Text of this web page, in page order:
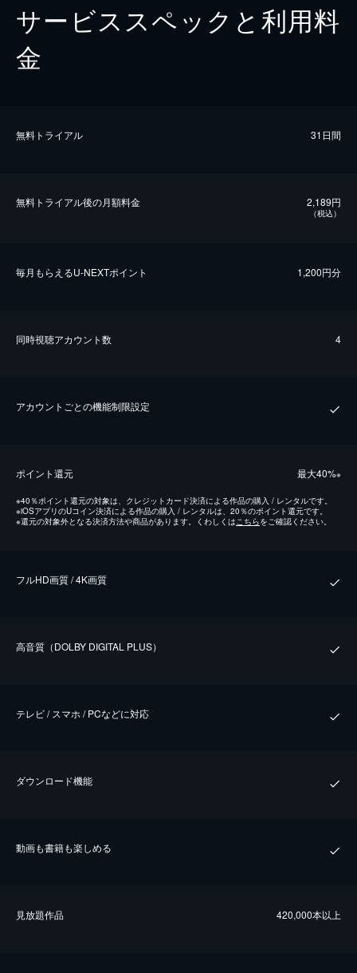
サービススペックと利用料
金
無料トライアル 31日間
無料トライアル後の⽉額料金 2,189円
（税込）
毎⽉もらえるU-NEXTポイント 1,200円分
同時視聴アカウント数 4
アカウントごとの機能制限設定
ポイント還元 最⼤40%※
※40％ポイント還元の対象は、クレジットカード決済による作品の購入 / レンタルです。
※iOSアプリのUコイン決済による作品の購入 / レンタルは、20％のポイント還元です。
※還元の対象外となる決済方法や商品があります。くわしくはこちらをご確認ください。
フルHD画質 / 4K画質
⾼⾳質（DOLBY DIGITAL PLUS）
テレビ / スマホ / PCなどに対応
ダウンロード機能
動画も書籍も楽しめる
⾒放題作品 420,000本以上